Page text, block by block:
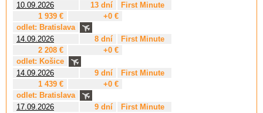
10.09.2026
13 dní
First Minute
1 939 €
+0 €
odlet: Bratislava
14.09.2026
8 dní
First Minute
2 208 €
+0 €
odlet: Košice
14.09.2026
9 dní
First Minute
1 439 €
+0 €
odlet: Bratislava
17.09.2026
9 dní
First Minute